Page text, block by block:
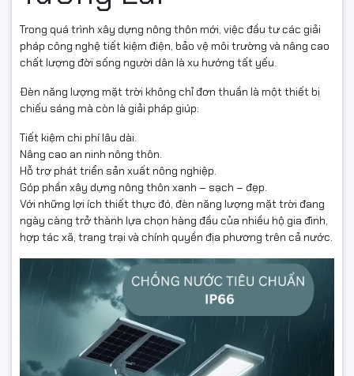
Trong quá trình xây dựng nông thôn mới, việc đầu tư các giải
pháp công nghệ tiết kiệm điện, bảo vệ môi trường và nâng cao
chất lượng đời sống người dân là xu hướng tất yếu.
Đèn năng lượng mặt trời không chỉ đơn thuần là một thiết bị
chiếu sáng mà còn là giải pháp giúp:
Tiết kiệm chi phí lâu dài.
Nâng cao an ninh nông thôn.
Hỗ trợ phát triển sản xuất nông nghiệp.
Góp phần xây dựng nông thôn xanh – sạch – đẹp.
Với những lợi ích thiết thực đó, đèn năng lượng mặt trời đang
ngày càng trở thành lựa chọn hàng đầu của nhiều hộ gia đình,
hợp tác xã, trang trại và chính quyền địa phương trên cả nước.